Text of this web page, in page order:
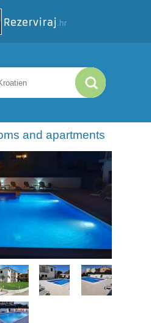
and apartments